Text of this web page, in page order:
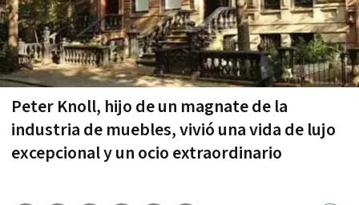
Peter Knoll, hijo de un magnate de la
industria de muebles, vivió una vida de lujo
excepcional y un ocio extraordinario